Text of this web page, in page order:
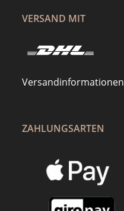
VERSAND MIT
Versandinformationen
ZAHLUNGSARTEN